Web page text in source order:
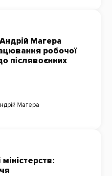
Магера
робочої
післявоєнних
Магера